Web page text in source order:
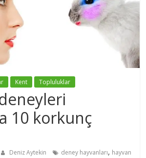
Kent Topluluklar
10 korkunç
Deniz Aytekin deney hayvanları, hayvan